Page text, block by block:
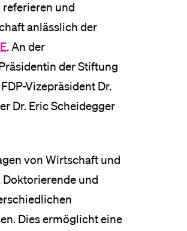
referieren und
anlässlich der
. An der
der Stiftung
Vizepräsident Dr.
Dr. Eric Scheidegger
von Wirtschaft und
und
Dies ermöglicht eine